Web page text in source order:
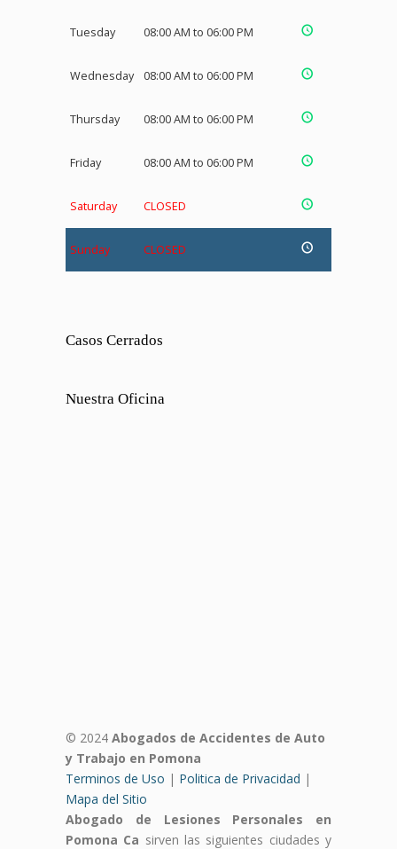
Tuesday 08:00 AM to 06:00 PM
Wednesday 08:00 AM to 06:00 PM
Thursday 08:00 AM to 06:00 PM
Friday 08:00 AM to 06:00 PM
Saturday CLOSED
Sunday CLOSED
Casos Cerrados
Nuestra Oficina
© 2024 Abogados de Accidentes de Auto
y Trabajo en Pomona
Terminos de Uso | Politica de Privacidad |
Mapa del Sitio
Abogado de Lesiones Personales en
Pomona Ca sirven las siguientes ciudades y